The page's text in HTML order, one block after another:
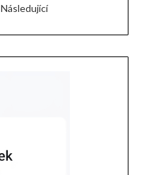
Následující